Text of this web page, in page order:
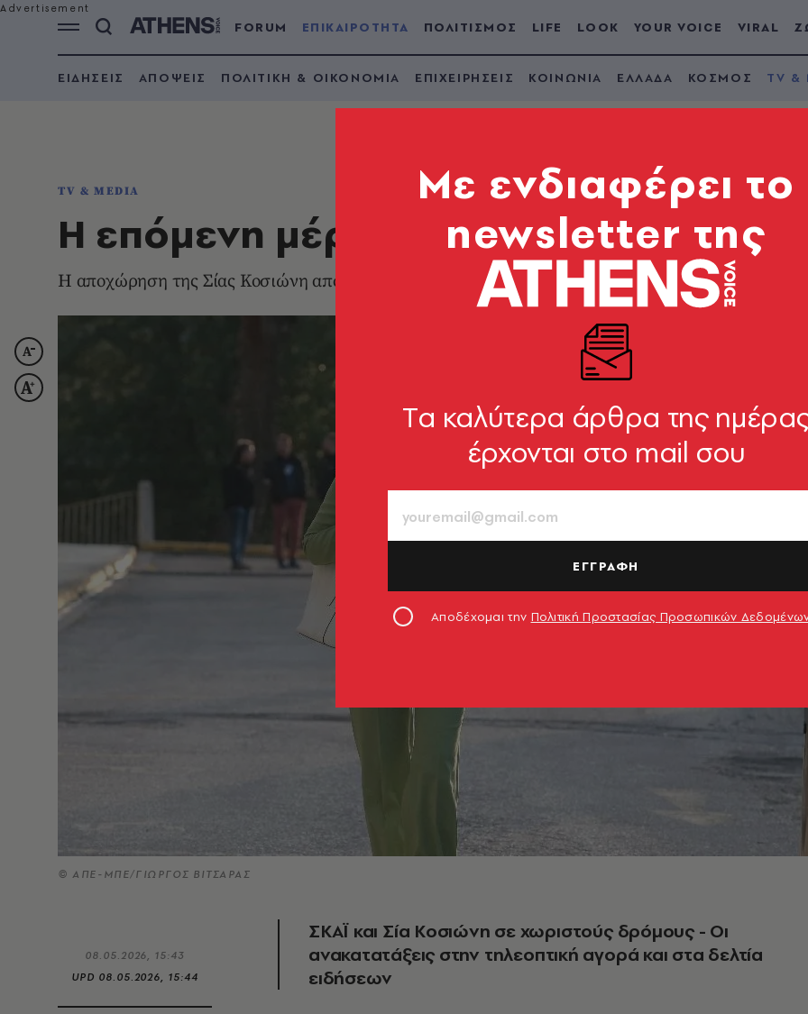
FORUM ΕΠΙΚΑΙΡΟΤΗΤΑ ΠΟΛΙΤΙΣΜΟΣ LIFE LOOK YOUR VOICE VIRAL
ΕΙΔΗΣΕΙΣ ΑΠΟΨΕΙΣ ΠΟΛΙΤΙΚΗ & ΟΙΚΟΝΟΜΙΑ ΕΠΙΧΕΙΡΗΣΕΙΣ ΚΟΙΝΩΝΙΑ ΕΛΛΑΔΑ ΚΟΣΜΟΣ TV &
TV & MEDIA
Η επόμενη μέρα για ΣΚΑΪ και Σία
Η αποχώρηση της Σίας Κοσιώνη από τον ΣΚΑΪ φέρνει ανακατατάξεις στην τηλεοπτική
© ΑΠΕ-ΜΠΕ/ΓΙΩΡΓΟΣ ΒΙΤΣΑΡΑΣ
08.05.2026, 15:43
UPD 08.05.2026, 15:44
ΣΚΑΪ και Σία Κοσιώνη σε χωριστούς δρόμους - Οι
ανακατατάξεις στην τηλεοπτική αγορά και στα δελτία
ειδήσεων
Mε ενδιαφέρει το
newsletter της
Tα καλύτερα άρθρα της
έρχονται στο mail σου
ΕΓΓΡΑΦΗ
Αποδέχομαι την Πολιτική Προστασίας Προσωπικών